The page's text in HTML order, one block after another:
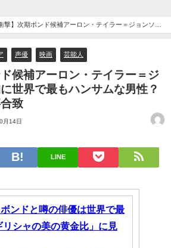
衝撃】次期ボンド候補アーロン・テイラー＝ジョンソン
男性？「黄金比」に見事合致
声優 映画 芸能人
ド候補アーロン・テイラー＝ジ
世界で最もハンサムな男性？
致
月14日
LINE
ンドと噂の俳優は世界で最
リシャの美の黄金比」に見